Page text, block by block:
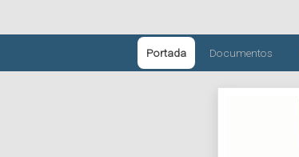
Portada Documentos